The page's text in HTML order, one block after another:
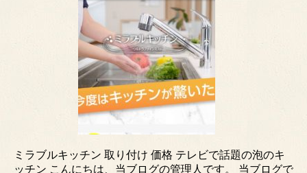
ミラブルキッチン 取り付け 価格 テレビで話題の泡のキ
ッチン こんにちは、当ブログの管理人です。 当ブログで